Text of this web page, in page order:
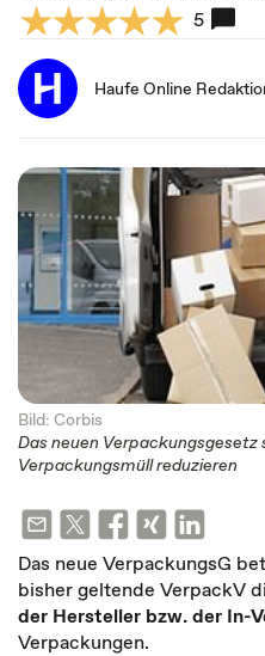
5
Haufe Online
Bild: Corbis
Das neuen Verpackungsgesetz
Verpackungsmüll reduzieren
Das neue VerpackungsG
bisher geltende VerpackV
der Hersteller bzw. der In-
Verpackungen.